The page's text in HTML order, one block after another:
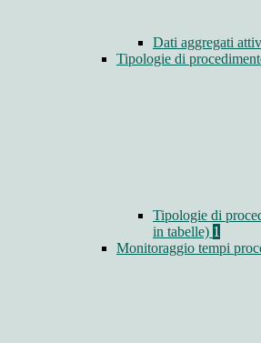
Dati aggregati
Tipologie di
Tipologie di
in tabelle) 1
Monitoraggio tempi